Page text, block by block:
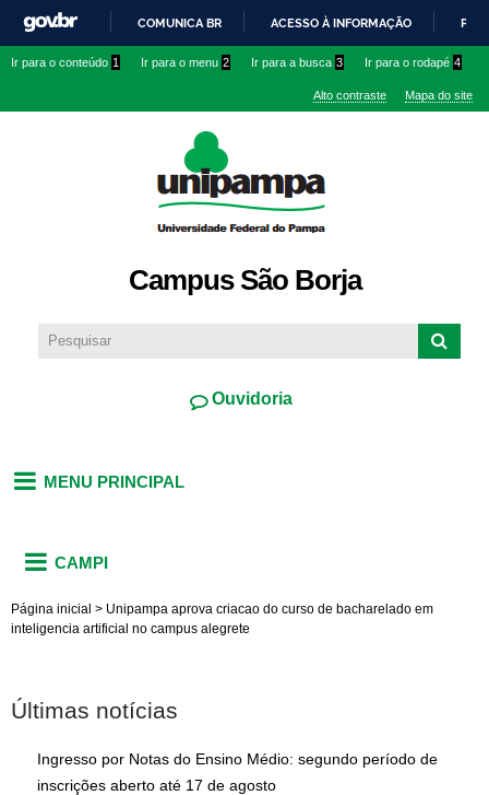
conteúdo
IR
O
COMUNICA BR ACESSO À INFORMAÇÃO
Ir para o conteúdo 1 Ir para o menu 2 Ir para a busca 3 Ir para o rodapé 4
Alto contraste Mapa do site
Campus São Borja
Ouvidoria
MENU PRINCIPAL
CAMPI
Página inicial > Unipampa aprova criacao do curso de bacharelado em
inteligencia artificial no campus alegrete
Últimas notícias
Ingresso por Notas do Ensino Médio: segundo período de
inscrições aberto até 17 de agosto